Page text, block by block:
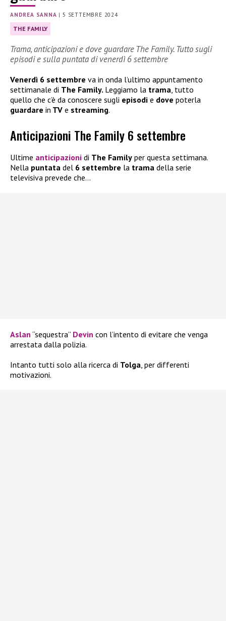
ANDREA SANNA |5 SETTEMBRE 2024
THE FAMILY
Trama, anticipazioni e dove guardare The Family. Tutto sugli
episodi e sulla puntata di venerdì 6 settembre
Venerdì 6 settembre va in onda l’ultimo appuntamento
settimanale di The Family. Leggiamo la trama , tutto
quello che c’è da conoscere sugli episodi e dove poterla
guardare in TV e streaming.
Anticipazioni The Family 6 settembre
Ultime anticipazioni di The Family per questa settimana.
Nella puntata del 6 settembre la trama della serie
televisiva prevede che…
Aslan “sequestra” Devin con l’intento di evitare che venga
arrestata dalla polizia.
Intanto tutti solo alla ricerca di Tolga, per differenti
motivazioni.